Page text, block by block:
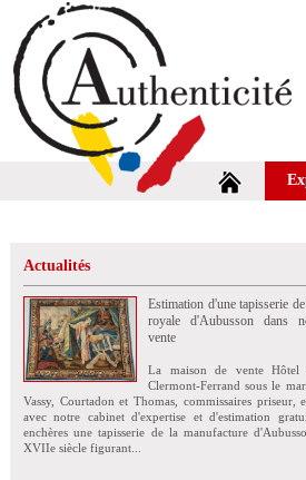
Actualités
Estimation d'une tapisserie
royale d'Aubusson dans
vente
La maison de vente Hôtel
Clermont-Ferrand sous le
Vassy, Courtadon et Thomas, commissaires priseur,
avec notre cabinet d'expertise et d'estimation
enchères une tapisserie de la manufacture
XVIIe siècle figurant...